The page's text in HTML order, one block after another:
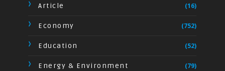
Article (16)
Economy (752)
Education (52)
Energy & Environment (79)